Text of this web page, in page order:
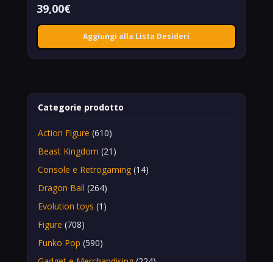
39,00€
Aggiungi alla Lista Desideri
Categorie prodotto
Action Figure (610)
Beast Kingdom (21)
Console e Retrogaming (14)
Dragon Ball (264)
Evolution toys (1)
Figure (708)
Funko Pop (590)